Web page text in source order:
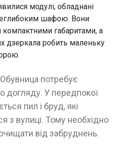
модулі, обладнані
шафою. Вони
компактними габаритами, а
дзеркала робить маленьку
потребує
догляду. У передпокої
пил і бруд, які
з вулиці. Тому необхідно
від забруднень.